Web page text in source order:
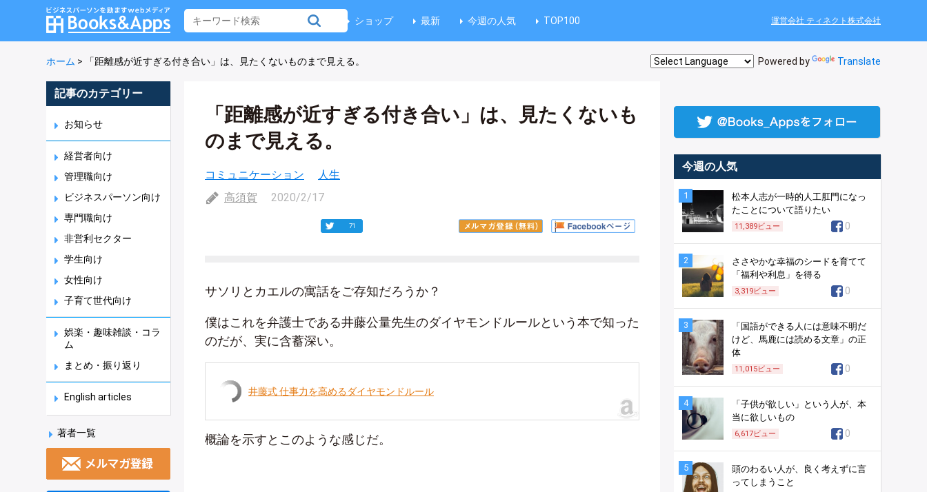
ショップ 最新 今週の人気 TOP100 運営会社 ティネクト株式会社
ホーム > 「距離感が近すぎる付き合い」は、見たくないものまで見える。 Powered by Translate
記事のカテゴリー
お知らせ
経営者向け
管理職向け
ビジネスパーソン向け
専門職向け
非営利セクター
学生向け
女性向け
子育て世代向け
娯楽・趣味雑談・コラ
ム
まとめ・振り返り
English articles
著者一覧
「距離感が近すぎる付き合い」は、見たくないも
のまで見える。
コミュニケーション
人生
高須賀
2020/2/17
71
サソリとカエルの寓話をご存知だろうか？
僕はこれを弁護士である井藤公量先生のダイヤモンドルールという本で知った
のだが、実に含蓄深い。
井藤式 仕事力を高めるダイヤモンドルール
概論を示すとこのような感じだ。
今週の人気
1
松本人志が一時的人工肛門になっ
たことについて語りたい
11,389ビュー 0
2
ささやかな幸福のシードを育てて
「福利や利息」を得る
3,319ビュー 0
3
「国語ができる人には意味不明だ
けど、馬鹿には読める文章」の正
体
11,015ビュー 0
4
「子供が欲しい」という人が、本
当に欲しいもの
6,617ビュー 0
5
頭のわるい人が、良く考えずに言
ってしまうこと